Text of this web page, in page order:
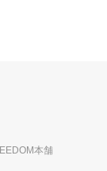
本舗